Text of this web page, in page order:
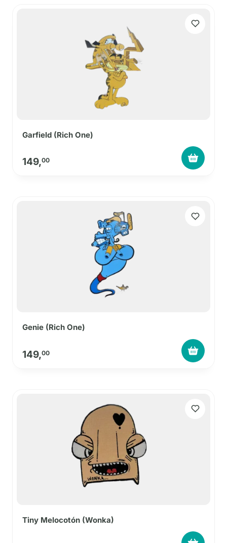
Garfield (Rich One)
149,00
Genie (Rich One)
149,00
Tiny Melocotón (Wonka)